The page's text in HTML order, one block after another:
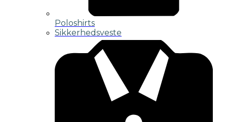
Poloshirts
Sikkerhedsveste